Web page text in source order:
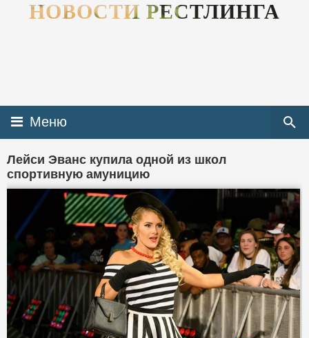
НОВОСТИ РЕСТЛИНГА
Меню
Лейси Эванс купила одной из школ
спортивную амуницию